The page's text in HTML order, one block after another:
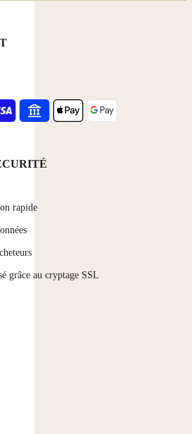
rapide
grâce au cryptage SSL